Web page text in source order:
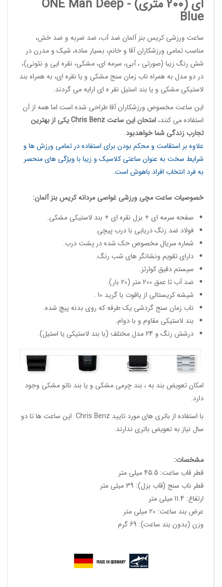
ای (200 متری) - ONE Man Deep
Blue
ساعت ورزشی کریس بنز آلمان ضد آب، ضد ضربه و ضد خش،
مناسب تمامی ورزشکاران آقا و خانم، بسیار ساده، شیک و مدرن در
شش رنگ زیبا (صورتی ، آبی، سرمه ای، مشکی، نقره ایی و نئونی)،
در دو مدل به همراه ناب زمان سنج مشکی و یا نقره ای، به همراه بند
لاستیکی مشکی و یا بند استیل نقر ه ای ارایه می گردند.
این ساعت مخصوص ورزشکاران آقاطراحی شده است اما همه از آن
استفاده می کنند، امتحان این ساعتChris Benzیکی از بهترین
تجارب زندگی شما خواهدبود.
علاوه بر استقامت و محکم بودن برای استفاده در تمامی ورزش ها و
شرایط سخت به عنوان ساعتی کلاسیک و زیبا با ویژگی های منحصر
به فرد انتخاب افراد باهوش است.
خصوصیات ساعت مچی ورزشی غواصی مردانهکریس بنز آلمان:
صفحه سرمه ای + بزل نقره ای + بند لاستیکی مشکی.
فولاد ضد زنگ دریایی با درب پیچی.
شماره سریال مخصوص حک شده در پشت درب.
دارای تقویم ونشانگر های شب رنگ.
سیستم دقیق کوارتز.
ضد آب تا عمق 200 متر (20 بار).
شیشه کریستالی از یاقوت با گرید 10 .
ناب زمان سنج گردشی یک طرفه که روی بدنه پیچ شده.
بند لاستیکی مقاوم و با دوام.
درشش رنگ و 24 مدل مختلف (با بند لاستیکی یا استیل).
امکان تعویض بند به ، بند چرمی مشکی و یا بند ناتو مشکی وجود
دارد.
با استفاده از باتری های مورد تایید Chris Benz این ساعت ها تا دو
سال نیاز به تعویض باتری ندارند.
مشخصات:
قطر قاب ساعت: 45.5 میلی متر
قطر ناب سنج (قاب بزل): 39 میلی متر
ارتفاع: 11.4 میلی متر
عرض بند ساعت: 20 میلی متر
وزن (بدون بند ساعت): 69 گرم